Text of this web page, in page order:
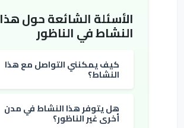
الأسئلة الشائعة حول هذا
النشاط في الناظور
كيف يمكنني التواصل مع هذا
النشاط؟
هل يتوفر هذا النشاط في مدن
أخرى غير الناظور؟